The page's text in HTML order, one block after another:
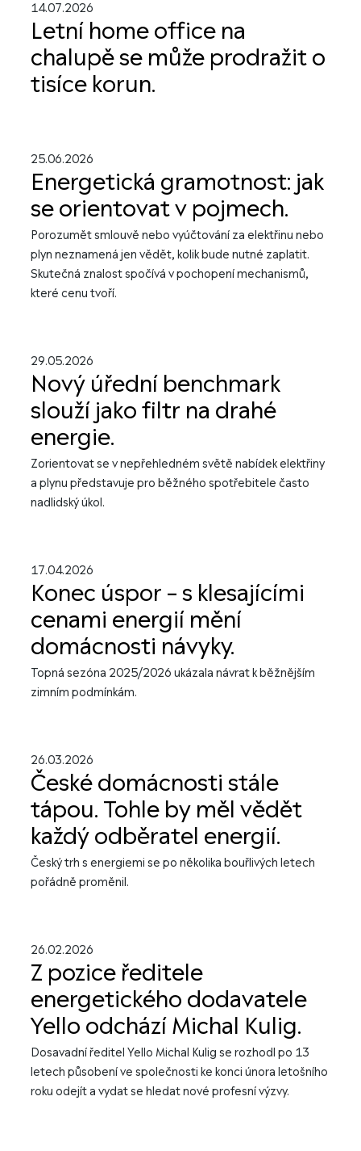
14.07.2026
Letní home office na
chalupě se může prodražit o
tisíce korun.
25.06.2026
Energetická gramotnost: jak
se orientovat v pojmech.
Porozumět smlouvě nebo vyúčtování za elektřinu nebo
plyn neznamená jen vědět, kolik bude nutné zaplatit.
Skutečná znalost spočívá v pochopení mechanismů,
které cenu tvoří.
29.05.2026
Nový úřední benchmark
slouží jako filtr na drahé
energie.
Zorientovat se v nepřehledném světě nabídek elektřiny
a plynu představuje pro běžného spotřebitele často
nadlidský úkol.
17.04.2026
Konec úspor – s klesajícími
cenami energií mění
domácnosti návyky.
Topná sezóna 2025/2026 ukázala návrat k běžnějším
zimním podmínkám.
26.03.2026
České domácnosti stále
tápou. Tohle by měl vědět
každý odběratel energií.
Český trh s energiemi se po několika bouřlivých letech
pořádně proměnil.
26.02.2026
Z pozice ředitele
energetického dodavatele
Yello odchází Michal Kulig.
Dosavadní ředitel Yello Michal Kulig se rozhodl po 13
letech působení ve společnosti ke konci února letošního
roku odejít a vydat se hledat nové profesní výzvy.